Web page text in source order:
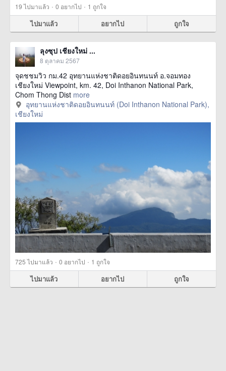
19ไปมาแล้ว · 0 อยากไป · 1 ถูกใจ
ไปมาแล้ว อยากไป ถูกใจ
ลุงซุป เชียงใหม่ ...
8 ตุลาคม 2567
จุดชชมวิว กม.42 อุทยานแห่งชาติดอยอินทนนท์ อ.จอมทอง
เชียงใหม่ Viewpoint, km. 42, Doi Inthanon National Park,
Chom Thong Dist more
อุทยานแห่งชาติดอยอินทนนท์ (Doi Inthanon National Park),
เชียงใหม่
725ไปมาแล้ว · 0 อยากไป · 1 ถูกใจ
ไปมาแล้ว อยากไป ถูกใจ